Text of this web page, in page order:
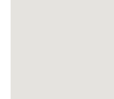
a las exigencias